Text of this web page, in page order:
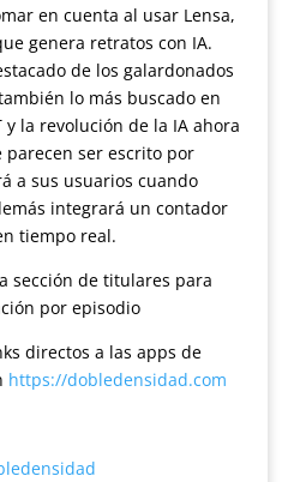
en cuenta al usar Lensa,
genera retratos con IA.
de los galardonados
lo más buscado en
y la revolución de la IA ahora
ser escrito por
a sus usuarios cuando
integrará un contador
tiempo real.
sección de titulares para
por episodio
directos a las apps de
https://dobledensidad.com